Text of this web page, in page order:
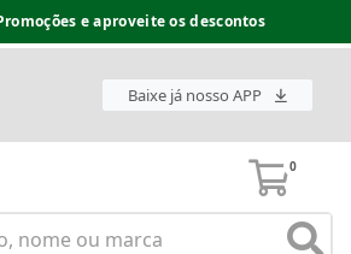
e aproveite os descontos
Baixe já nosso APP
0